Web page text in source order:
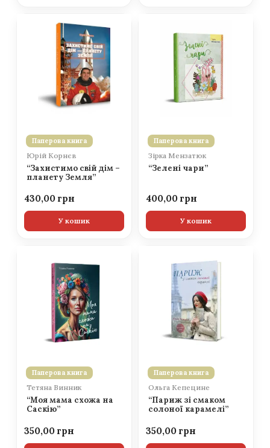
Паперова книга
Юрій Корнєв
“Захистимо свій дім –
планету Земля”
430,00
У кошик
Паперова книга
Зірка Мензатюк
“Зелені чари”
400,00
У кошик
Паперова книга
Тетяна Винник
“Моя мама схожа на
Саскію”
350,00
Паперова книга
Ольга Кепецине
“Париж зі смаком
солоної карамелі”
350,00